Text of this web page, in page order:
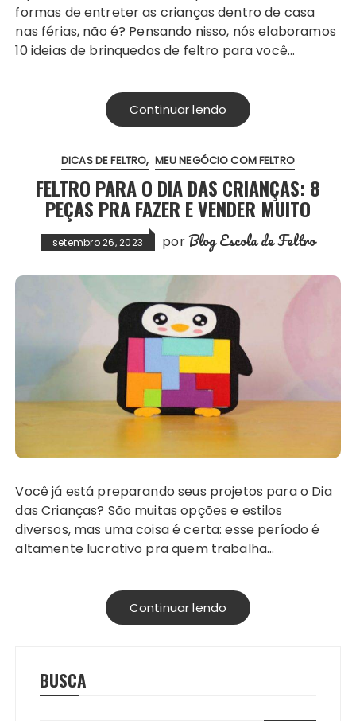
formas de entreter as crianças dentro de casa
nas férias, não é? Pensando nisso, nós elaboramos
10 ideias de brinquedos de feltro para você…
Continuar lendo
DICAS DE FELTRO MEU NEGÓCIO COM FELTRO
FELTRO PARA O DIA DAS CRIANÇAS: 8
PEÇAS PRA FAZER E VENDER MUITO
setembro 26, 2023 por Blog Escola de Feltro
Você já está preparando seus projetos para o Dia
das Crianças? São muitas opções e estilos
diversos, mas uma coisa é certa: esse período é
altamente lucrativo pra quem trabalha…
Continuar lendo
BUSCA